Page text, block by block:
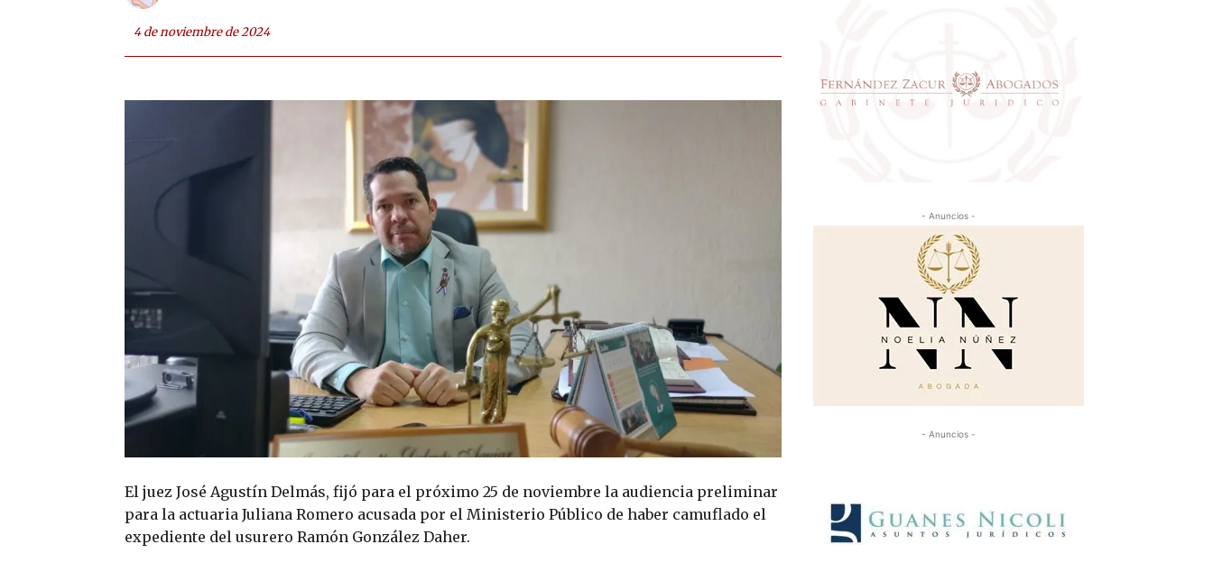
4 de noviembre de 2024
El juez José Agustín Delmás, fijó para el próximo 25 de noviembre la audiencia preliminar
para la actuaria Juliana Romero acusada por el Ministerio Público de haber camuflado el
expediente del usurero Ramón González Daher.
- Anuncios -
- Anuncios -